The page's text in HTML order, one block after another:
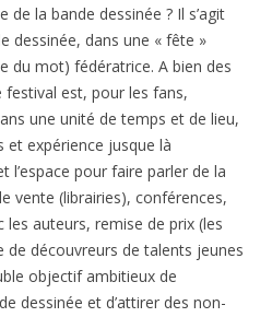
la bande dessinée ? Il s’agit
dessinée, dans une « fête »
du mot) fédératrice. A bien des
est, pour les fans,
une unité de temps et de lieu,
et expérience jusque là
l’espace pour faire parler de la
vente (librairies), conférences,
auteurs, remise de prix (les
de découvreurs de talents jeunes
objectif ambitieux de
dessinée et d’attirer des non-